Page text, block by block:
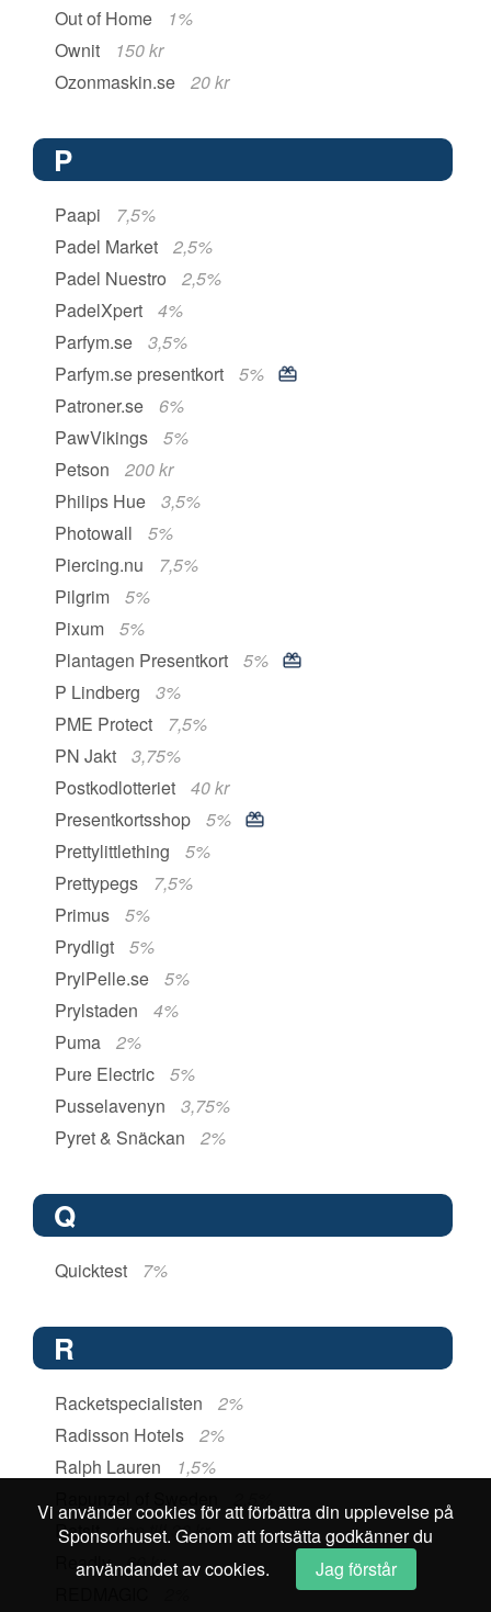
Out of Home
1%
Ownit
150 kr
Ozonmaskin.se
20 kr
P
Paapi
7,5%
Padel Market
2,5%
Padel Nuestro
2,5%
PadelXpert
4%
Parfym.se
3,5%
Parfym.se presentkort
5%
Patroner.se
6%
PawVikings
5%
Petson
200 kr
Philips Hue
3,5%
Photowall
5%
Piercing.nu
7,5%
Pilgrim
5%
Pixum
5%
Plantagen Presentkort
5%
P Lindberg
3%
PME Protect
7,5%
PN Jakt
3,75%
Postkodlotteriet
40 kr
Presentkortsshop
5%
Prettylittlething
5%
Prettypegs
7,5%
Primus
5%
Prydligt
5%
PrylPelle.se
5%
Prylstaden
4%
Puma
2%
Pure Electric
5%
Pusselavenyn
3,75%
Pyret & Snäckan
2%
Q
Quicktest 7%
R
Racketspecialisten
2%
Radisson Hotels
2%
Ralph Lauren
1,5%
Ratsit upp till 30 kr
Readly 60 kr
Vi använder cookies för att förbättra din upplevelse på
Sponsorhuset. Genom att fortsätta godkänner du
användandet av cookies.
Jag förstår